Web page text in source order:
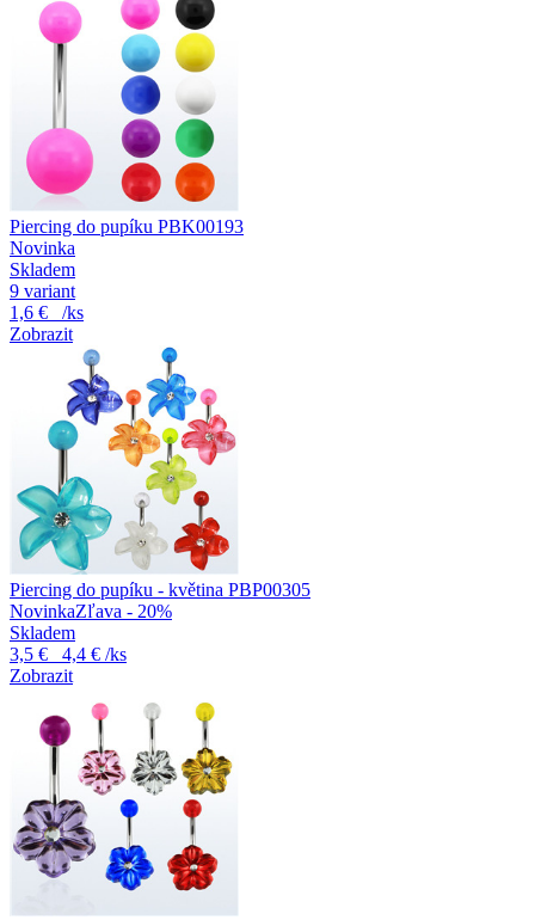
Piercing do pupíku PBK00193
Novinka
Skladem
9 variant
1,6 €
/ks
Zobrazit
Piercing do pupíku - květina PBP00305
NovinkaZľava - 20%
Skladem
3,5 €
4,4 € /ks
Zobrazit